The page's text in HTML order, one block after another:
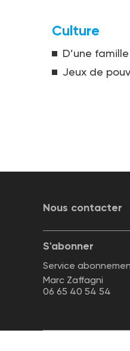
Culture
D’une
Jeux de
Nous contacter
S'abonner
Service
Marc Zaffagni
06 65 40 54 54